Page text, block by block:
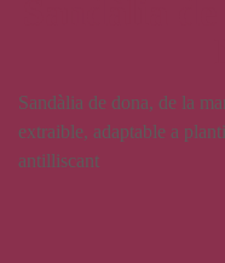
Sandàlia de dona, de la
extraible, adaptable a
antilliscant